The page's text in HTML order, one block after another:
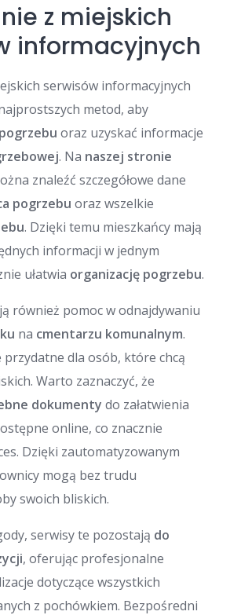
z miejskich
informacyjnych
serwisów informacyjnych
metod, aby
oraz uzyskać informacje
. Na naszej stronie
znaleźć szczegółowe dane
pogrzebu oraz wszelkie
. Dzięki temu mieszkańcy mają
informacji w jednym
ułatwia organizację pogrzebu.
również pomoc w odnajdywaniu
na cmentarzu komunalnym.
przydatne dla osób, które chcą
Warto zaznaczyć, że
dokumenty do załatwienia
online, co znacznie
Dzięki zautomatyzowanym
mogą bez trudu
swoich bliskich.
serwisy te pozostają do
, oferując profesjonalne
dotyczące wszystkich
z pochówkiem. Bezpośredni